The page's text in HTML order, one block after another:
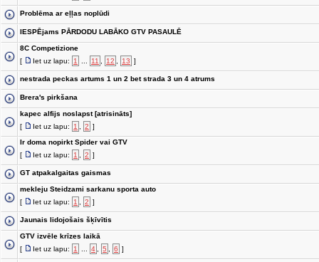
Problēma ar eļļas noplūdi
IESPĒjams PĀRDODU LABĀKO GTV PASAULĒ
8C Competizione
[
Iet uz lapu: 1 11 12 13 ]
nestrada peckas artums 1 un 2 bet strada 3 un 4 atrums
Brera's pirkšana
kapec alfijs noslapst [atrisināts]
[
Iet uz lapu: 1 2 ]
Ir doma nopirkt Spider vai GTV
[
Iet uz lapu: 1 2 ]
GT atpakalgaitas gaismas
mekleju Steidzami sarkanu sporta auto
[
Iet uz lapu: 1 2 ]
Jaunais lidojošais šķīvītis
GTV izvēle krīzes laikā
[
Iet uz lapu: 1 4 5 6 ]